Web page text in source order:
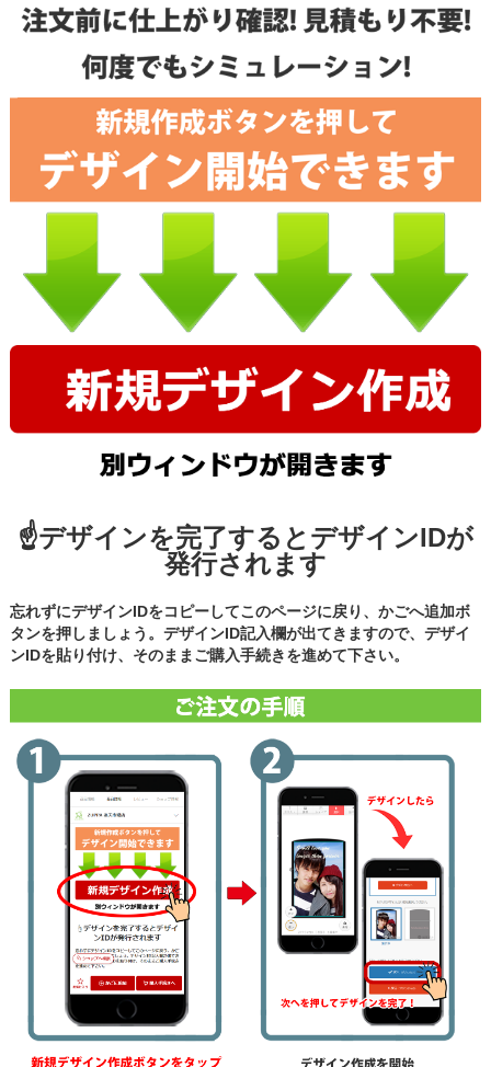
☝デザインを完了するとデザインIDが
発行されます
忘れずにデザインIDをコピーしてこのページに戻り、かごへ追加ボ
タンを押しましょう。デザインID記入欄が出てきますので、デザイ
ンIDを貼り付け、そのままご購入手続きを進めて下さい。